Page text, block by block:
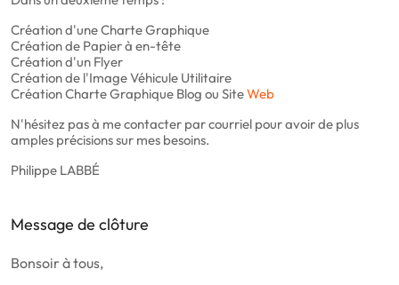
Création d'une Charte Graphique
Création de Papier à en-tête
Création d'un Flyer
Création de l'Image Véhicule Utilitaire
Création Charte Graphique Blog ou SiteWeb
N'hésitez pas à me contacter par courriel pour avoir de plus
amples précisions sur mes besoins.
Philippe LABBÉ
Message de clôture
Bonsoir à tous,